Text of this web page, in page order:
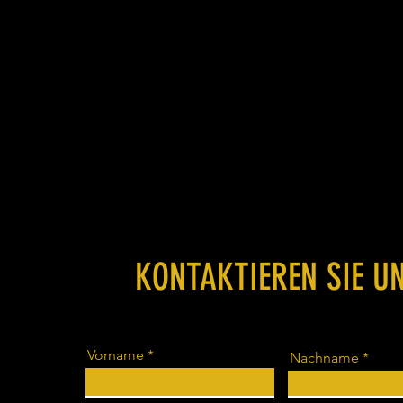
KONTAKTIEREN SIE
Vorname Nachname